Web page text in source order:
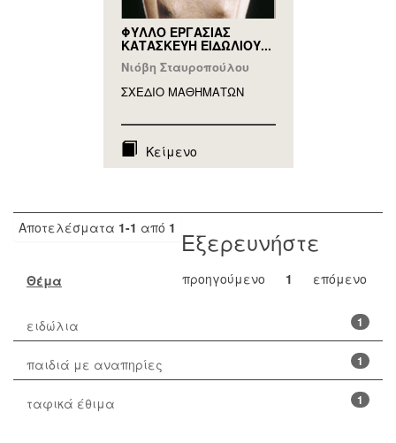
ΦΥΛΛΟ ΕΡΓΑΣΙΑΣ
ΚΑΤΑΣΚΕΥΗ ΕΙΔΩΛΙΟΥ...
Νιόβη Σταυροπούλου
ΣΧΕΔΙΟ ΜΑΘΗΜAΤΩΝ
Κείμενο
Αποτελέσματα 1-1 από 1
προηγούμενο 1 επόμενο
Εξερευνήστε
Θέμα
1
ειδώλια
1
παιδιά με αναπηρίες
1
ταφικά έθιμα